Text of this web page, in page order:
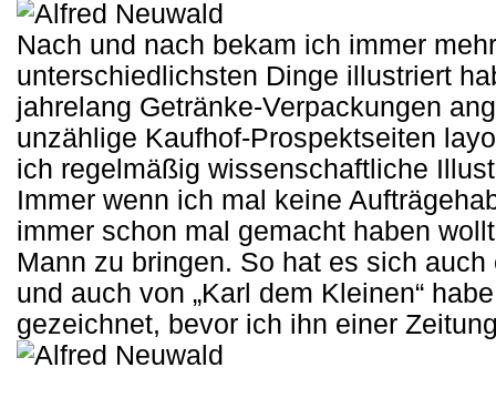
Nach und nach bekam ich immer
unterschiedlichsten Dinge illustriert
jahrelang Getränke-Verpackungen
unzählige Kaufhof-Prospektseiten
ich regelmäßig wissenschaftliche
Immer wenn ich mal keine
immer schon mal gemacht haben
Mann zu bringen. So hat es sich
und auch von „Karl dem Kleinen“
gezeichnet, bevor ich ihn einer